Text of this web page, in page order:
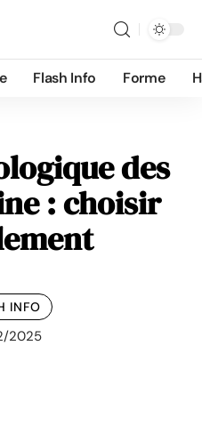
Flash Info Forme
des
: choisir
INFO
2025